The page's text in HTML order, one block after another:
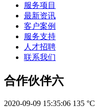
服务项目
最新资讯
客户案例
服务支持
人才招聘
联系我们
合作伙伴六
2020-09-09 15:35:06 135 °C